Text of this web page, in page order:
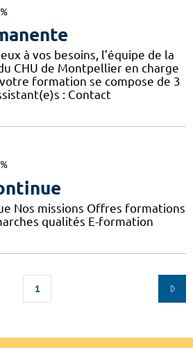
à vos besoins, l’équipe de la
CHU de Montpellier en charge
formation se compose de 3
: Contact
Nos missions Offres formations
qualités E-formation
1